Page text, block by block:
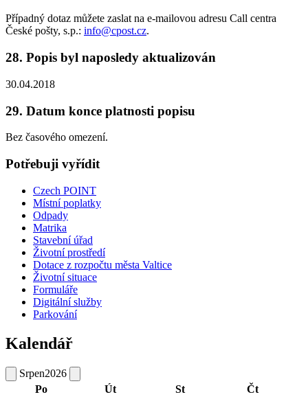
Případný dotaz můžete zaslat na e-mailovou adresu Call centra
České pošty, s.p.: info@cpost.cz.
28. Popis byl naposledy aktualizován
30.04.2018
29. Datum konce platnosti popisu
Bez časového omezení.
Potřebuji vyřídit
Czech POINT
Místní poplatky
Odpady
Matrika
Stavební úřad
Životní prostředí
Dotace z rozpočtu města Valtice
Životní situace
Formuláře
Digitální služby
Parkování
Kalendář
Srpen2026
Po
Út St Čt